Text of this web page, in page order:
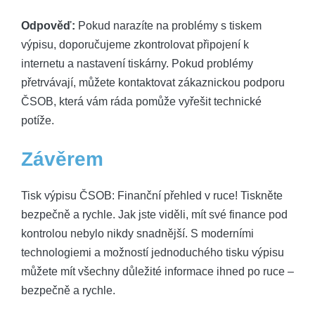
Odpověď: Pokud narazíte ⁣na ‌problémy s tiskem
‍výpisu, doporučujeme ‍zkontrolovat ‍připojení‌ k
internetu a nastavení‌ tiskárny. Pokud problémy
⁢přetrvávají,​ můžete‍ kontaktovat zákaznickou podporu
ČSOB, která vám ráda pomůže vyřešit ​technické
potíže.
Závěrem
Tisk⁤ výpisu ČSOB:⁣ Finanční přehled ‌v ruce! Tiskněte ​
bezpečně a rychle. ⁢Jak ⁢jste viděli, ⁣mít své ‍finance pod
kontrolou nebylo nikdy ​snadnější. S moderními
technologiemi a možností jednoduchého⁣ tisku výpisu⁣
můžete mít ‍všechny důležité informace ‍ihned po ‌ruce –
​bezpečně a rychle.